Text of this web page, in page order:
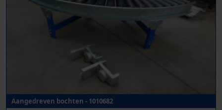
Aangedreven bochten - 1010682